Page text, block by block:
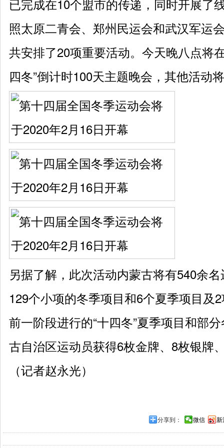
已完成在10个盟市的传递，同时开展了
照太原二青会、郑州民运会和武汉军运
共安排了20项重要活动。今天晚八点将
四冬”倒计时100天主题晚会，其他活动
另据了解，此次活动内蒙古将有540余
129个小项的冬季项目和6个夏季项目及
前一阶段进行的“十四冬”夏季项目和部
古自治区运动员获得6枚金牌、8枚银牌
（记者赵永光）
分享到： 微信 新